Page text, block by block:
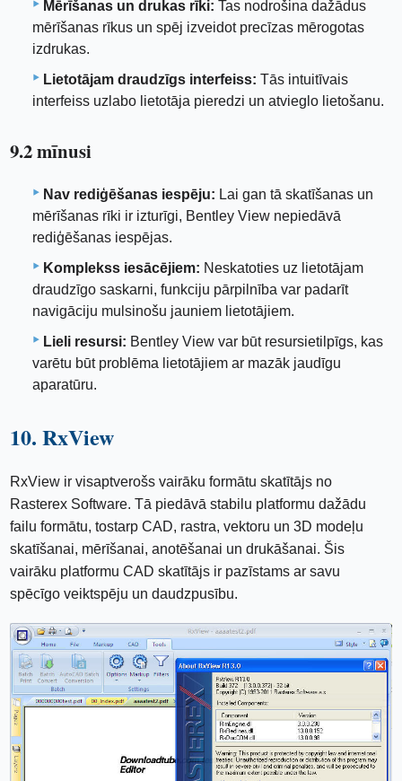
Mērīšanas un drukas rīki: Tas nodrošina dažādus
mērīšanas rīkus un spēj izveidot precīzas mērogotas
izdrukas.
Lietotājam draudzīgs interfeiss: Tās intuitīvais
interfeiss uzlabo lietotāja pieredzi un atvieglo lietošanu.
9.2 mīnusi
Nav rediģēšanas iespēju: Lai gan tā skatīšanas un
mērīšanas rīki ir izturīgi, Bentley View nepiedāvā
rediģēšanas iespējas.
Komplekss iesācējiem: Neskatoties uz lietotājam
draudzīgo saskarni, funkciju pārpilnība var padarīt
navigāciju mulsinošu jauniem lietotājiem.
Lieli resursi: Bentley View var būt resursietilpīgs, kas
varētu būt problēma lietotājiem ar mazāk jaudīgu
aparatūru.
10. RxView
RxView ir visaptverošs vairāku formātu skatītājs no
Rasterex Software. Tā piedāvā stabilu platformu dažādu
failu formātu, tostarp CAD, rastra, vektoru un 3D modeļu
skatīšanai, mērīšanai, anotēšanai un drukāšanai. Šis
vairāku platformu CAD skatītājs ir pazīstams ar savu
spēcīgo veiktspēju un daudzpusību.